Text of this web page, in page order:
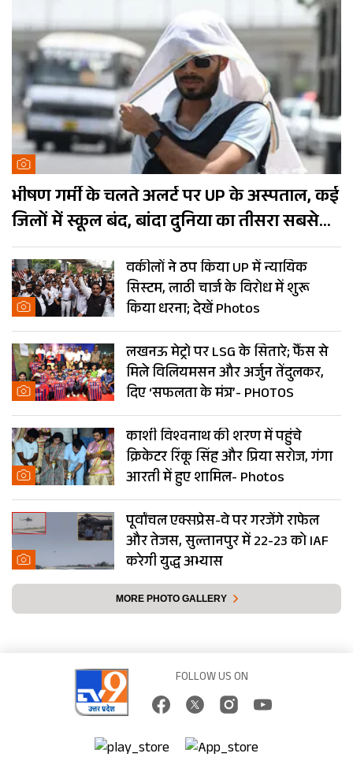
भीषण गर्मी के चलते अलर्ट पर UP के अस्पताल, कई
जिलों में स्कूल बंद, बांदा दुनिया का तीसरा सबसे
गर्म शहर
वकीलों ने ठप किया UP में न्यायिक
सिस्टम, लाठी चार्ज के विरोध में शुरू
किया धरना; देखें Photos
लखनऊ मेट्रो पर LSG के सितारे; फैंस से
मिले विलियमसन और अर्जुन तेंदुलकर,
दिए ‘सफलता के मंत्र’- PHOTOS
काशी विश्वनाथ की शरण में पहुंचे
क्रिकेटर रिंकू सिंह और प्रिया सरोज, गंगा
आरती में हुए शामिल- Photos
पूर्वांचल एक्सप्रेस-वे पर गरजेंगे राफेल
और तेजस, सुल्तानपुर में 22-23 को IAF
करेगी युद्ध अभ्यास
MORE PHOTO GALLERY
FOLLOW US ON